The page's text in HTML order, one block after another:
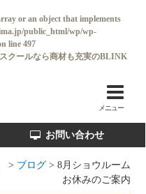
コンセプト
コース・料金一覧
卒業後独立サポート
or an object that implements
public_html/wp/wp-
line497
クールなら商材も充実のBLINK
メニュー
お問い合わせ
> ブログ> 8月ショウルーム
お休みのご案内